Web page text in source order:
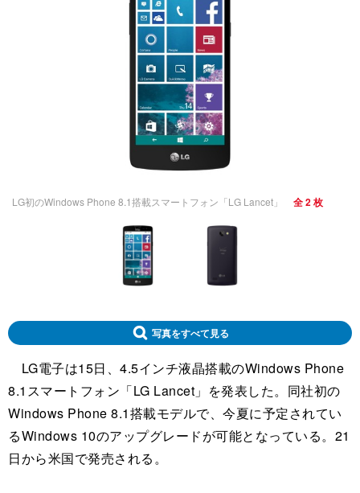
LG初のWindows Phone 8.1搭載スマートフォン「LG Lancet」 全 2 枚
写真をすべて見る
LG電子は15日、4.5インチ液晶搭載のWindows Phone
8.1スマートフォン「LG Lancet」を発表した。同社初の
Windows Phone 8.1搭載モデルで、今夏に予定されてい
るWindows 10のアップグレードが可能となっている。21
日から米国で発売される。